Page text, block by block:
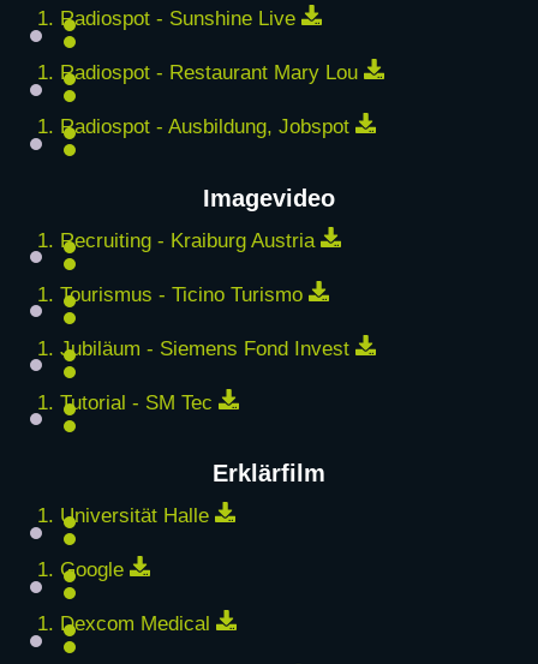
Radiospot - Sunshine Live Download
Radiospot - Restaurant Mary Lou Download
Radiospot - Ausbildung, Jobspot Download
Imagevideo
Recruiting - Kraiburg Austria Download
Tourismus - Ticino Turismo Download
Jubiläum - Siemens Fond Invest Download
Tutorial - SM Tec Download
Erklärfilm
Universität Halle Download
Google Download
Dexcom Medical Download